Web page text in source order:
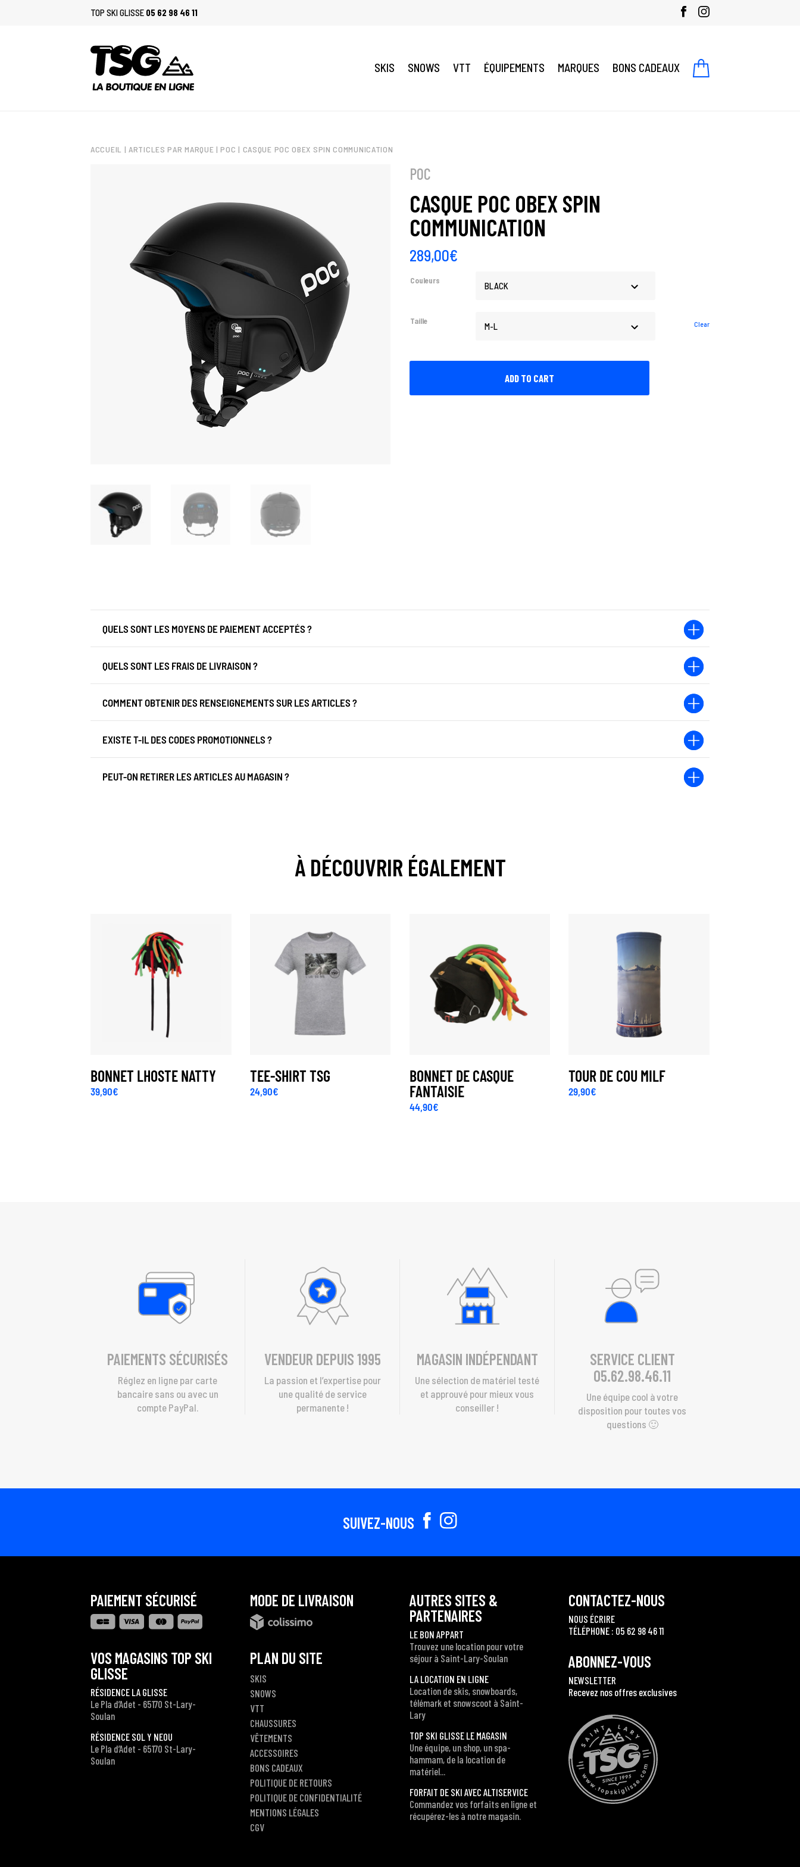
TOP SKI GLISSE 05 62 98 46 11
SKIS SNOWS VTT ÉQUIPEMENTS MARQUES BONS CADEAUX
ACCUEIL |ARTICLES PAR MARQUE |POC | CASQUE POC OBEX SPIN COMMUNICATION
POC
CASQUE POC OBEX SPIN
COMMUNICATION
289,00€
Couleurs
Taille Clear
ADD TO CART
QUELS SONT LES MOYENS DE PAIEMENT ACCEPTÉS ?
QUELS SONT LES FRAIS DE LIVRAISON ?
COMMENT OBTENIR DES RENSEIGNEMENTS SUR LES ARTICLES ?
EXISTE T-IL DES CODES PROMOTIONNELS ?
PEUT-ON RETIRER LES ARTICLES AU MAGASIN ?
À DÉCOUVRIR ÉGALEMENT
BONNET LHOSTE NATTY
39,90€
TEE-SHIRT TSG
24,90€
BONNET DE CASQUE
FANTAISIE
44,90€
TOUR DE COU MILF
29,90€
PAIEMENTS SÉCURISÉS
Réglez en ligne par carte
bancaire sans ou avec un
compte PayPal.
VENDEUR DEPUIS 1995
La passion et l’expertise pour
une qualité de service
permanente !
MAGASIN INDÉPENDANT
Une sélection de matériel testé
et approuvé pour mieux vous
conseiller !
SERVICE CLIENT
05.62.98.46.11
Une équipe cool à votre
disposition pour toutes vos
questions 🙂
SUIVEZ-NOUS
PAIEMENT SÉCURISÉ
VOS MAGASINS TOP SKI
GLISSE
RÉSIDENCE LA GLISSE
Le Pla d’Adet - 65170 St-Lary-
Soulan
RÉSIDENCE SOL Y NEOU
Le Pla d’Adet - 65170 St-Lary-
Soulan
MODE DE LIVRAISON
PLAN DU SITE
SKIS
SNOWS
VTT
CHAUSSURES
VÊTEMENTS
ACCESSOIRES
BONS CADEAUX
POLITIQUE DE RETOURS
POLITIQUE DE CONFIDENTIALITÉ
MENTIONS LÉGALES
CGV
AUTRES SITES &
PARTENAIRES
LE BON APPART
Trouvez une location pour votre
séjour à Saint-Lary-Soulan
LA LOCATION EN LIGNE
Location de skis, snowboards,
télémark et snowscoot à Saint-
Lary
TOP SKI GLISSE LE MAGASIN
Une équipe, un shop, un spa-
hammam, de la location de
matériel...
FORFAIT DE SKI AVEC ALTISERVICE
Commandez vos forfaits en ligne et
récupérez-les à notre magasin.
CONTACTEZ-NOUS
NOUS ÉCRIRE
TÉLÉPHONE : 05 62 98 46 11
ABONNEZ-VOUS
NEWSLETTER
Recevez nos offres exclusives